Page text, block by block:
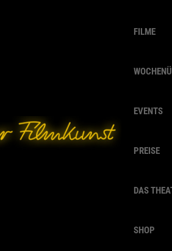
FILME
EVENTS
PREISE
DAS
SHOP